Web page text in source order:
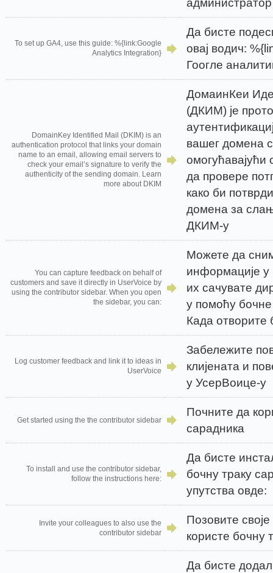
To set up GA4, use this guide: %{link:Google
Analytics Integration}
Да бисте
овај водич:
Гоогле
DomainKey Identified Mail (DKIM) is an
authentication protocol that links your domain
name to an email, allowing email servers to
check your email’s signature to verify the
authenticity of the sending domain. Learn
more about DKIM
ДомаинКеи
(ДКИМ) је
вашег домена
да провере
како би
домена за
ДКИМ-у
You can capture feedback on behalf of
customers and save it directly in UserVoice by
using the contributor sidebar. When you open
the sidebar, you can:
Можете да
информације у
их сачувате
у помоћу
Када отворите
Log customer feedback and link it to ideas in
UserVoice
Забележите
клијената и
у УсерВоице-у
Get started using the the contributor sidebar
Почните да
сарадника
To install and use the contributor sidebar,
follow the instructions here:
Да бисте
бочну траку
упутства овде:
Invite your colleagues to also use the
contributor sidebar
Позовите
користе бочну
Да бисте